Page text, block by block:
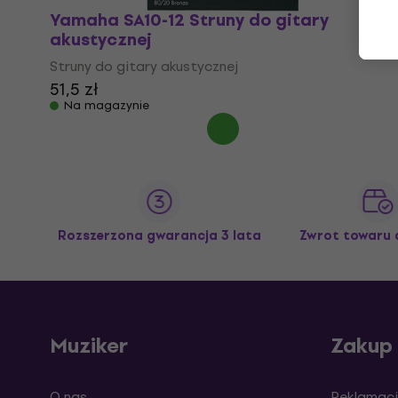
Yamaha SA10-12 Struny do gitary
akustycznej
Struny do gitary akustycznej
51,5 zł
Na magazynie
Rozszerzona gwarancja 3 lata Zwrot towaru
Muziker Zakup